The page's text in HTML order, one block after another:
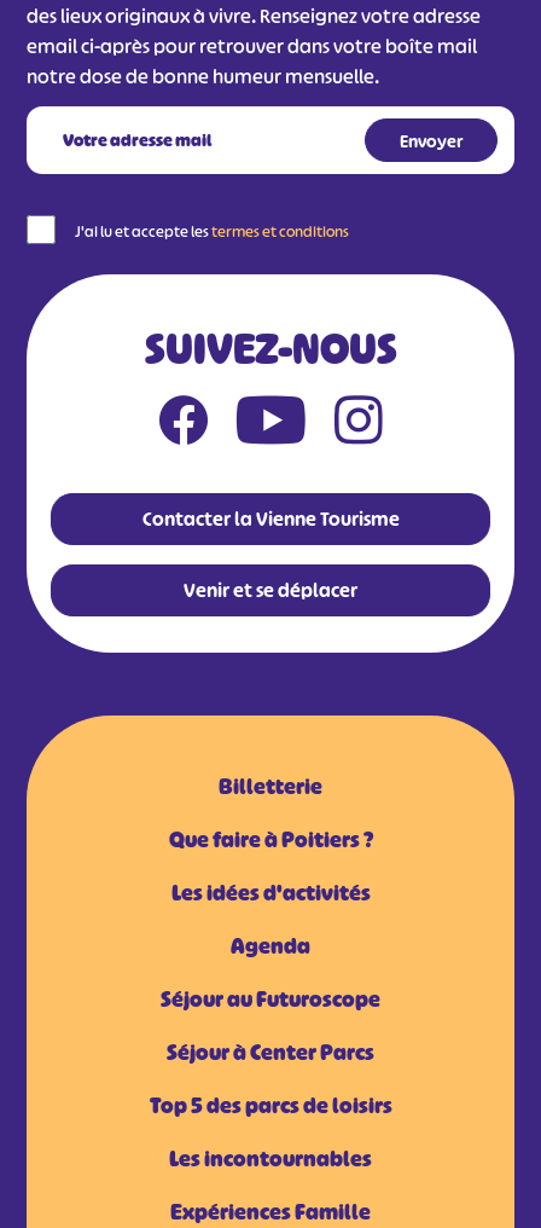
des lieux originaux à vivre. Renseignez votre adresse
email ci-après pour retrouver dans votre boîte mail
notre dose de bonne humeur mensuelle.
J'ai lu et accepte lestermes et conditions
SUIVEZ-NOUS
Contacter la Vienne Tourisme
Venir et se déplacer
Billetterie
Que faire à Poitiers ?
Les idées d'activités
Agenda
Séjour au Futuroscope
Séjour à Center Parcs
Top 5 des parcs de loisirs
Les incontournables
Expériences Famille